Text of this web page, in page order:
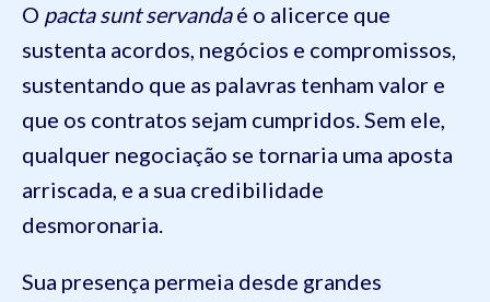
O pacta sunt servandaé o alicerce que
sustenta acordos, negócios e compromissos,
sustentando que as palavras tenham valor e
que os contratos sejam cumpridos. Sem ele,
qualquer negociação se tornaria uma aposta
arriscada, e a sua credibilidade
desmoronaria.
Sua presença permeia desde grandes